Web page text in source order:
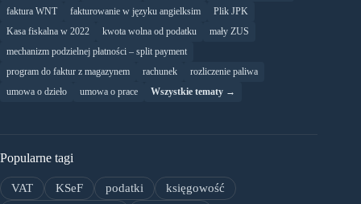
faktura WNT
fakturowanie w języku angielksim
Plik JPK
Kasa fiskalna w 2022
kwota wolna od podatku
mały ZUS
mechanizm podzielnej płatności – split payment
program do faktur z magazynem
rachunek
rozliczenie paliwa
umowa o dzieło
umowa o prace Wszystkie tematy →
Popularne tagi
VAT KSeF podatki
księgowość